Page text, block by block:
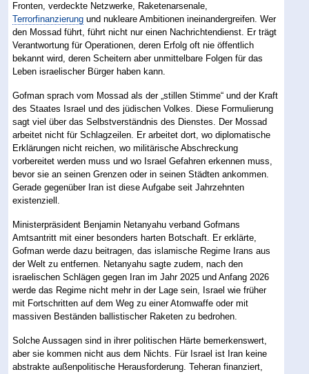
Fronten, verdeckte Netzwerke, Raketenarsenale,
Terrorfinanzierung und nukleare Ambitionen ineinandergreifen. Wer
den Mossad führt, führt nicht nur einen Nachrichtendienst. Er trägt
Verantwortung für Operationen, deren Erfolg oft nie öffentlich
bekannt wird, deren Scheitern aber unmittelbare Folgen für das
Leben israelischer Bürger haben kann.
Gofman sprach vom Mossad als der „stillen Stimme“ und der Kraft
des Staates Israel und des jüdischen Volkes. Diese Formulierung
sagt viel über das Selbstverständnis des Dienstes. Der Mossad
arbeitet nicht für Schlagzeilen. Er arbeitet dort, wo diplomatische
Erklärungen nicht reichen, wo militärische Abschreckung
vorbereitet werden muss und wo Israel Gefahren erkennen muss,
bevor sie an seinen Grenzen oder in seinen Städten ankommen.
Gerade gegenüber Iran ist diese Aufgabe seit Jahrzehnten
existenziell.
Ministerpräsident Benjamin Netanyahu verband Gofmans
Amtsantritt mit einer besonders harten Botschaft. Er erklärte,
Gofman werde dazu beitragen, das islamische Regime Irans aus
der Welt zu entfernen. Netanyahu sagte zudem, nach den
israelischen Schlägen gegen Iran im Jahr 2025 und Anfang 2026
werde das Regime nicht mehr in der Lage sein, Israel wie früher
mit Fortschritten auf dem Weg zu einer Atomwaffe oder mit
massiven Beständen ballistischer Raketen zu bedrohen.
Solche Aussagen sind in ihrer politischen Härte bemerkenswert,
aber sie kommen nicht aus dem Nichts. Für Israel ist Iran keine
abstrakte außenpolitische Herausforderung. Teheran finanziert,